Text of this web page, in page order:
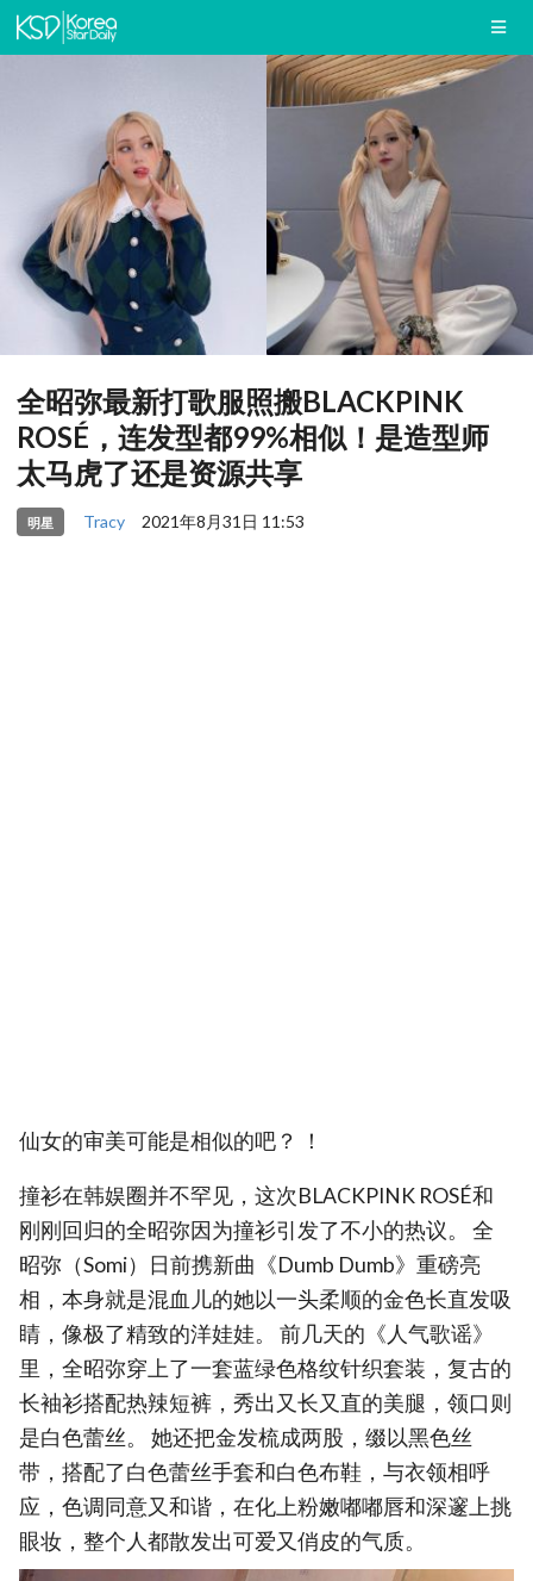
全昭弥最新打歌服照搬BLACKPINK
ROSÉ，连发型都99%相似！是造型师
太马虎了还是资源共享
明星 Tracy 2021年8月31日 11:53
仙女的审美可能是相似的吧？ ！
撞衫在韩娱圈并不罕见，这次BLACKPINK ROSÉ和
刚刚回归的全昭弥因为撞衫引发了不小的热议。 全
昭弥（Somi）日前携新曲《Dumb Dumb》重磅亮
相，本身就是混血儿的她以一头柔顺的金色长直发吸
睛，像极了精致的洋娃娃。 前几天的《人气歌谣》
里，全昭弥穿上了一套蓝绿色格纹针织套装，复古的
长袖衫搭配热辣短裤，秀出又长又直的美腿，领口则
是白色蕾丝。 她还把金发梳成两股，缀以黑色丝
带，搭配了白色蕾丝手套和白色布鞋，与衣领相呼
应，色调同意又和谐，在化上粉嫩嘟嘟唇和深邃上挑
眼妆，整个人都散发出可爱又俏皮的气质。